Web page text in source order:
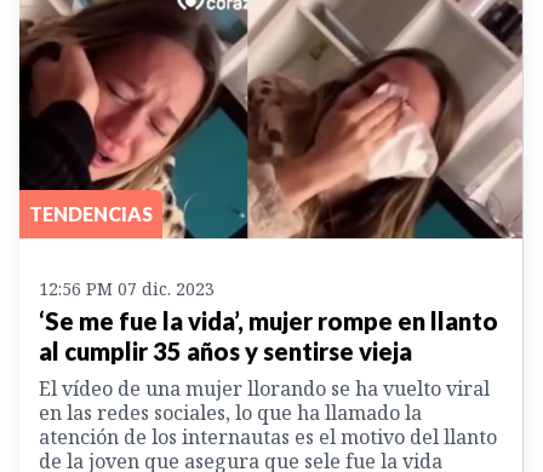
TENDENCIAS
12:56 PM 07 dic. 2023
‘Se me fue la vida’, mujer rompe en llanto
al cumplir 35 años y sentirse vieja
El vídeo de una mujer llorando se ha vuelto viral
en las redes sociales, lo que ha llamado la
atención de los internautas es el motivo del llanto
de la joven que asegura que sele fue la vida